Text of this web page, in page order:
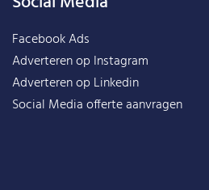
Facebook Ads
Adverteren op Instagram
Adverteren op Linkedin
Social Media offerte aanvragen